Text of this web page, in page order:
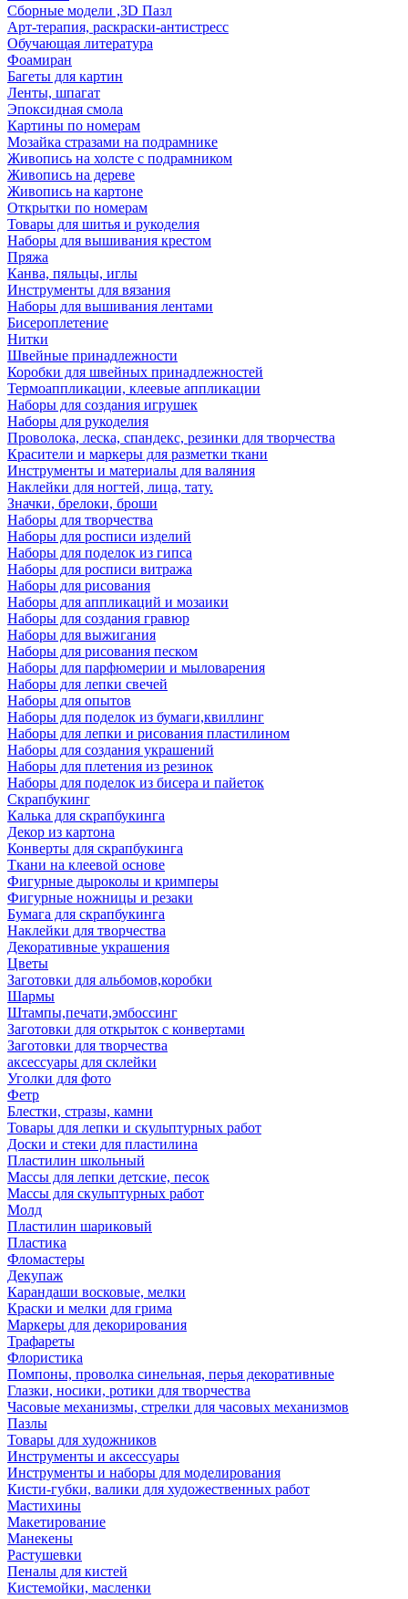
Сборные модели ,3D Пазл
Арт-терапия, раскраски-антистресс
Обучающая литература
Фоамиран
Багеты для картин
Ленты, шпагат
Эпоксидная смола
Картины по номерам
Мозайка стразами на подрамнике
Живопись на холсте с подрамником
Живопись на дереве
Живопись на картоне
Открытки по номерам
Товары для шитья и рукоделия
Наборы для вышивания крестом
Пряжа
Канва, пяльцы, иглы
Инструменты для вязания
Наборы для вышивания лентами
Бисероплетение
Нитки
Швейные принадлежности
Коробки для швейных принадлежностей
Термоаппликации, клеевые аппликации
Наборы для создания игрушек
Наборы для рукоделия
Проволока, леска, спандекс, резинки для творчества
Красители и маркеры для разметки ткани
Инструменты и материалы для валяния
Наклейки для ногтей, лица, тату.
Значки, брелоки, броши
Наборы для творчества
Наборы для росписи изделий
Наборы для поделок из гипса
Наборы для росписи витража
Наборы для рисования
Наборы для аппликаций и мозаики
Наборы для создания гравюр
Наборы для выжигания
Наборы для рисования песком
Наборы для парфюмерии и мыловарения
Наборы для лепки свечей
Наборы для опытов
Наборы для поделок из бумаги,квиллинг
Наборы для лепки и рисования пластилином
Наборы для создания украшений
Наборы для плетения из резинок
Наборы для поделок из бисера и пайеток
Скрапбукинг
Калька для скрапбукинга
Декор из картона
Конверты для скрапбукинга
Ткани на клеевой основе
Фигурные дыроколы и кримперы
Фигурные ножницы и резаки
Бумага для скрапбукинга
Наклейки для творчества
Декоративные украшения
Цветы
Заготовки для альбомов,коробки
Шармы
Штампы,печати,эмбоссинг
Заготовки для открыток с конвертами
Заготовки для творчества
аксессуары для склейки
Уголки для фото
Фетр
Блестки, стразы, камни
Товары для лепки и скульптурных работ
Доски и стеки для пластилина
Пластилин школьный
Массы для лепки детские, песок
Массы для скульптурных работ
Молд
Пластилин шариковый
Пластика
Фломастеры
Декупаж
Карандаши восковые, мелки
Краски и мелки для грима
Маркеры для декорирования
Трафареты
Флористика
Помпоны, проволка синельная, перья декоративные
Глазки, носики, ротики для творчества
Часовые механизмы, стрелки для часовых механизмов
Пазлы
Товары для художников
Инструменты и аксессуары
Инструменты и наборы для моделирования
Кисти-губки, валики для художественных работ
Мастихины
Макетирование
Манекены
Растушевки
Пеналы для кистей
Кистемойки, масленки